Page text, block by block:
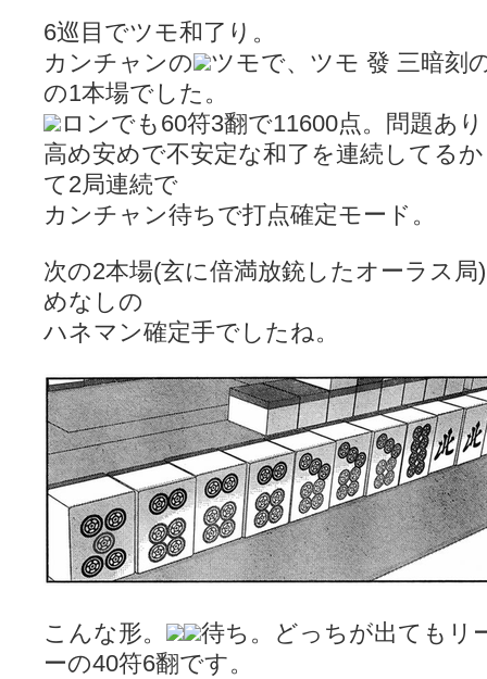
6巡目でツモ和了り。
カンチャンの
ツモで、ツモ 發 三暗刻
の1本場でした。
ロンでも60符3翻で11600点。問題あ
高め安めで不安定な和了を連続してる
て2局連続で
カンチャン待ちで打点確定モード。
次の2本場(玄に倍満放銃したオーラス
めなしの
ハネマン確定手でしたね。
こんな形。
待ち。どっちが出てもリ
ーの40符6翻です。